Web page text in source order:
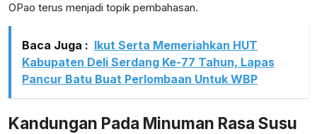
OPao terus menjadi topik pembahasan.
Baca Juga : Ikut Serta Memeriahkan HUT
Kabupaten Deli Serdang Ke-77 Tahun, Lapas
Pancur Batu Buat Perlombaan Untuk WBP
Kandungan Pada Minuman Rasa Susu